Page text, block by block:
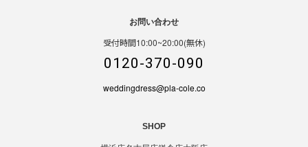
お問い合わせ
受付時間10:00~20:00(無休)
0120-370-090
weddingdress@pla-cole.co
SHOP